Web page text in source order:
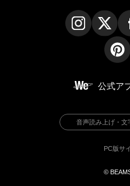
公式ア
音声読み上げ・文
PC版サ
©